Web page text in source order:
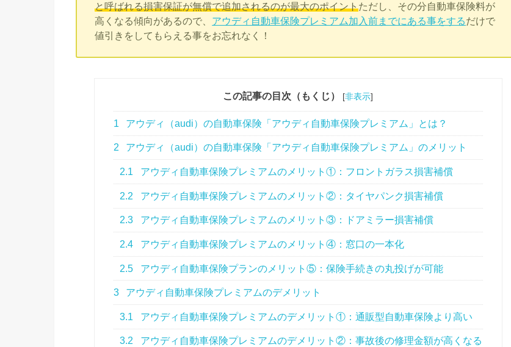
と呼ばれる損害保証が無償で追加されるのが最大のポイントただし、その分自動車保険料が
高くなる傾向があるので、 アウディ自動車保険プレミアム加入前までにある事をするだけで
値引きをしてもらえる事をお忘れなく！
この記事の目次（もくじ） [非表示]
1 アウディ（audi）の自動車保険「アウディ自動車保険プレミアム」とは？
2 アウディ（audi）の自動車保険「アウディ自動車保険プレミアム」のメリット
2.1 アウディ自動車保険プレミアムのメリット①：フロントガラス損害補償
2.2 アウディ自動車保険プレミアムのメリット②：タイヤパンク損害補償
2.3 アウディ自動車保険プレミアムのメリット③：ドアミラー損害補償
2.4 アウディ自動車保険プレミアムのメリット④：窓口の一本化
2.5 アウディ自動車保険プランのメリット⑤：保険手続きの丸投げが可能
3 アウディ自動車保険プレミアムのデメリット
3.1 アウディ自動車保険プレミアムのデメリット①：通販型自動車保険より高い
3.2 アウディ自動車保険プレミアムのデメリット②：事故後の修理金額が高くなる